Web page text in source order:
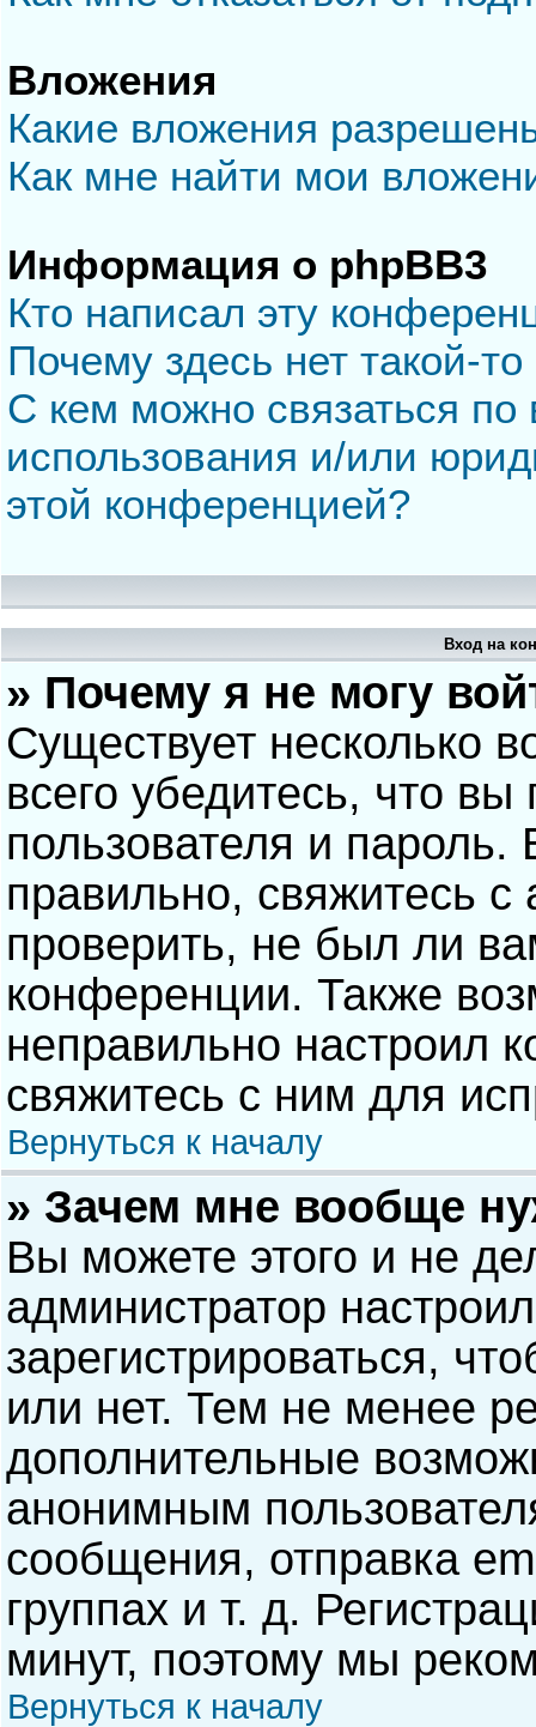
Вложения
Какие вложения
Как мне найти мои
Информация о phpBB3
Кто написал эту
Почему здесь нет такой-
С кем можно связаться по
использования и/или
этой конференцией?
Вход на
» Почему я не могу
Существует несколько
всего убедитесь, что
пользователя и
правильно, свяжитесь
проверить, не был ли
конференции. Также
неправильно настроил
свяжитесь с ним для
Вернуться к началу
» Зачем мне вообще
Вы можете этого и не
администратор
зарегистрироваться,
или нет. Тем не менее
дополнительные
анонимным
сообщения, отправка
группах и т. д.
минут, поэтому мы
Вернуться к началу